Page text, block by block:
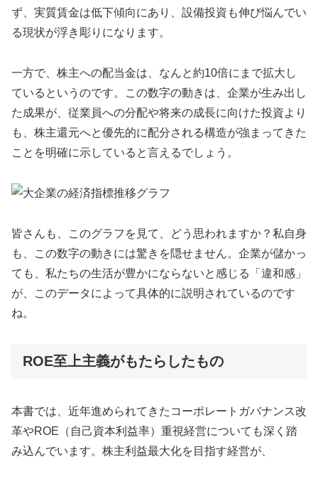
ず、実質賃金は低下傾向にあり、設備投資も伸び悩んでい
る現状が浮き彫りになります。
一方で、株主への配当金は、なんと約10倍にまで拡大し
ているというのです。この数字の動きは、企業が生み出し
た成果が、従業員への分配や将来の成長に向けた投資より
も、株主還元へと優先的に配分される構造が強まってきた
ことを明確に示していると言えるでしょう。
皆さんも、このグラフを見て、どう思われますか？私自身
も、この数字の動きには驚きを隠せません。企業が儲かっ
ても、私たちの生活が豊かにならないと感じる「違和感」
が、このデータによって具体的に説明されているのです
ね。
ROE至上主義がもたらしたもの
本書では、近年進められてきたコーポレートガバナンス改
革やROE（自己資本利益率）重視経営についても深く踏
み込んでいます。株主利益最大化を目指す経営が、